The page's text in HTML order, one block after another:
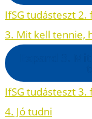
IfSG tudásteszt 2.
3. Mit kell tennie,
IfSG tudásteszt 3.
4. Jó tudni